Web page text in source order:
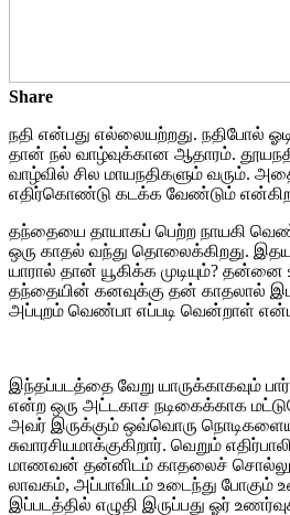
Share
நதி என்பது எல்லையற்றது. நதிபோல்
தான் நல் வாழ்வுக்கான ஆதாரம்.
வாழ்வில் சில மாயநதிகளும் வரும்.
எதிர்கொண்டு கடக்க வேண்டும்
தந்தையை தாயாகப் பெற்ற நாயகி
ஒரு காதல் வந்து தொலைக்கிறது.
யாரால் தான் யூகிக்க முடியும்? தன்னை
தந்தையின் கனவுக்கு தன் காதலால்
அப்புறம் வெண்பா எப்படி வென்றாள்
இந்தப்படத்தை வேறு யாருக்காகவும்
என்ற ஒரு அட்டகாச நடிகைக்காக
அவர் இருக்கும் ஒவ்வொரு
சுவாரசியமாக்குகிறார். வெறும்
மாணவன் தன்னிடம் காதலைச்
லாவகம், அப்பாவிடம் உடைந்து
இப்படத்தில் எழுதி இருப்பது ஓர்